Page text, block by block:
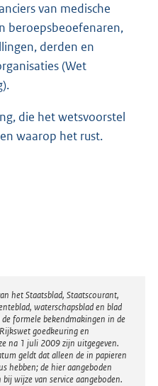
van medische
beroepsbeoefenaren,
derden en
(Wet
die het wetsvoorstel
waarop het rust.
het Staatsblad, Staatscourant,
waterschapsblad en blad
formele bekendmakingen in de
goedkeuring en
na 1 juli 2009 zijn uitgegeven.
geldt dat alleen de in papieren
hebben; de hier aangeboden
wijze van service aangeboden.